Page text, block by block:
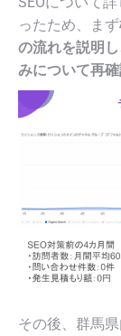
ったため、まず
の流れを説明
みについて再
その後、群馬